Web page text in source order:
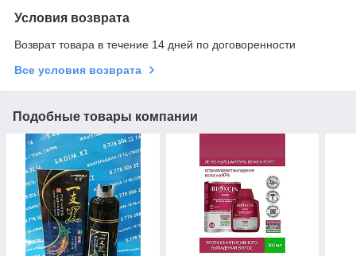
Условия возврата
Возврат товара в течение 14 дней по договоренности
Все условия возврата
Подобные товары компании